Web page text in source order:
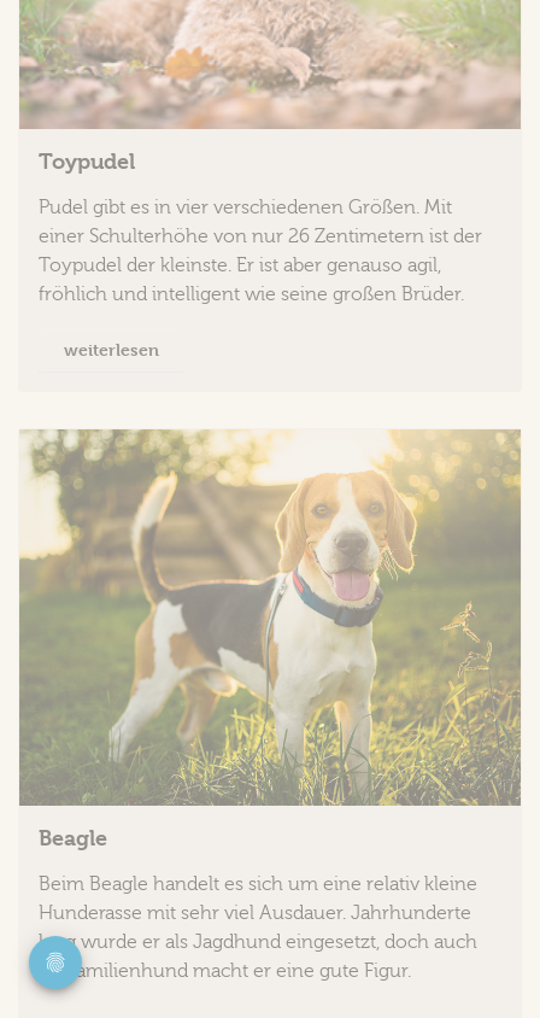
Toypudel
Pudel gibt es in vier verschiedenen Größen. Mit
einer Schulterhöhe von nur 26 Zentimetern ist der
Toypudel der kleinste. Er ist aber genauso agil,
fröhlich und intelligent wie seine großen Brüder.
weiterlesen
Beagle
Beim Beagle handelt es sich um eine relativ kleine
Hunderasse mit sehr viel Ausdauer. Jahrhunderte
lang wurde er als Jagdhund eingesetzt, doch auch
als Familienhund macht er eine gute Figur.